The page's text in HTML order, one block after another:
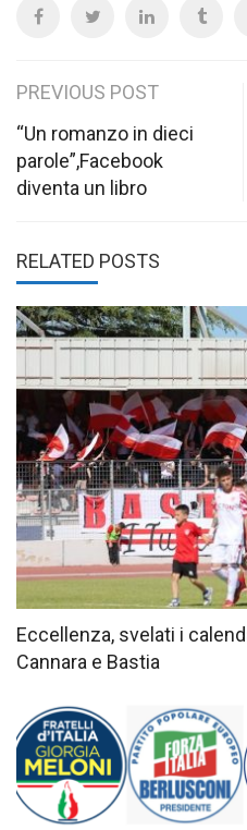
Post
navigation
PREVIOUS POST
“Un romanzo in dieci
parole”,Facebook
diventa un libro
RELATED POSTS
Eccellenza, svelati i
Cannara e Bastia